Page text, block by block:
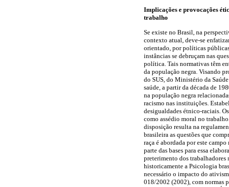
Implicações e provocações
trabalho
Se existe no Brasil, na
contexto atual, deve-se
orientado, por políticas
instâncias se debruçam nas
política. Tais normativas têm
da população negra. Visando
do SUS, do Ministério da
saúde, a partir da década de
na população negra
racismo nas instituições.
desigualdades étnico-raciais.
como assédio moral no
disposição resulta na
brasileira as questões que
raça é abordada por este
parte das bases para essa
preterimento dos trabalhadores
historicamente a Psicologia
necessário o impacto do
018/2002 (2002), com normas